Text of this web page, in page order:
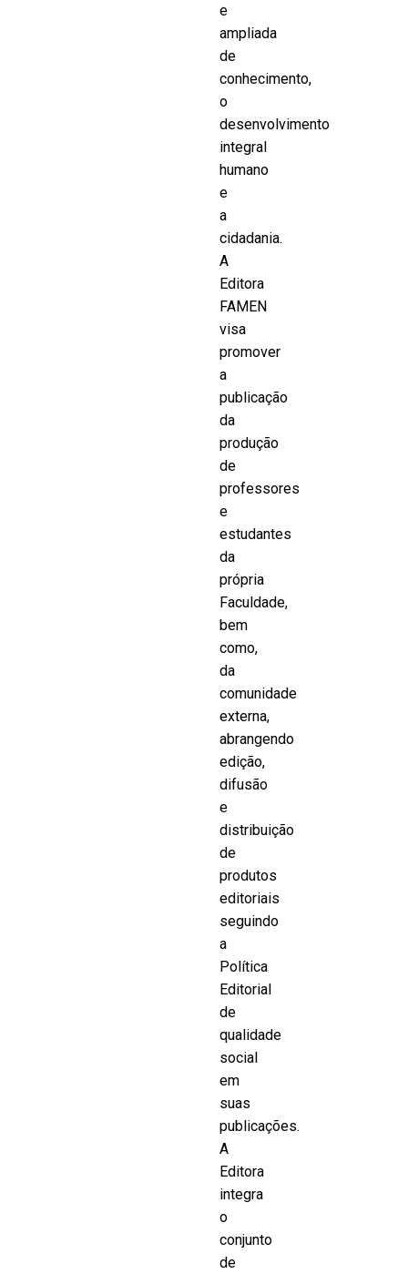
e
ampliada
de
conhecimento,
o
desenvolvimento
integral
humano
e
a
cidadania.
A
Editora
FAMEN
visa
promover
a
publicação
da
produção
de
professores
e
estudantes
da
própria
Faculdade,
bem
como,
da
comunidade
externa,
abrangendo
edição,
difusão
e
distribuição
de
produtos
editoriais
seguindo
a
Política
Editorial
de
qualidade
social
em
suas
publicações.
A
Editora
integra
o
conjunto
de